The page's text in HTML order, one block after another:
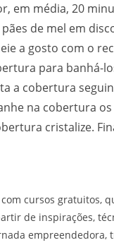
em média, 20
de mel em
a gosto com o
para banhá-
a cobertura
na cobertura
cristalize.
cursos gratuitos,
de inspirações,